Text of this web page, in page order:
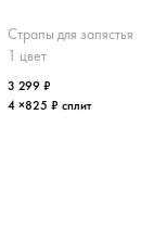
Страпы для запястья
1 цвет
3 299 ₽
4 ×825 ₽ сплит